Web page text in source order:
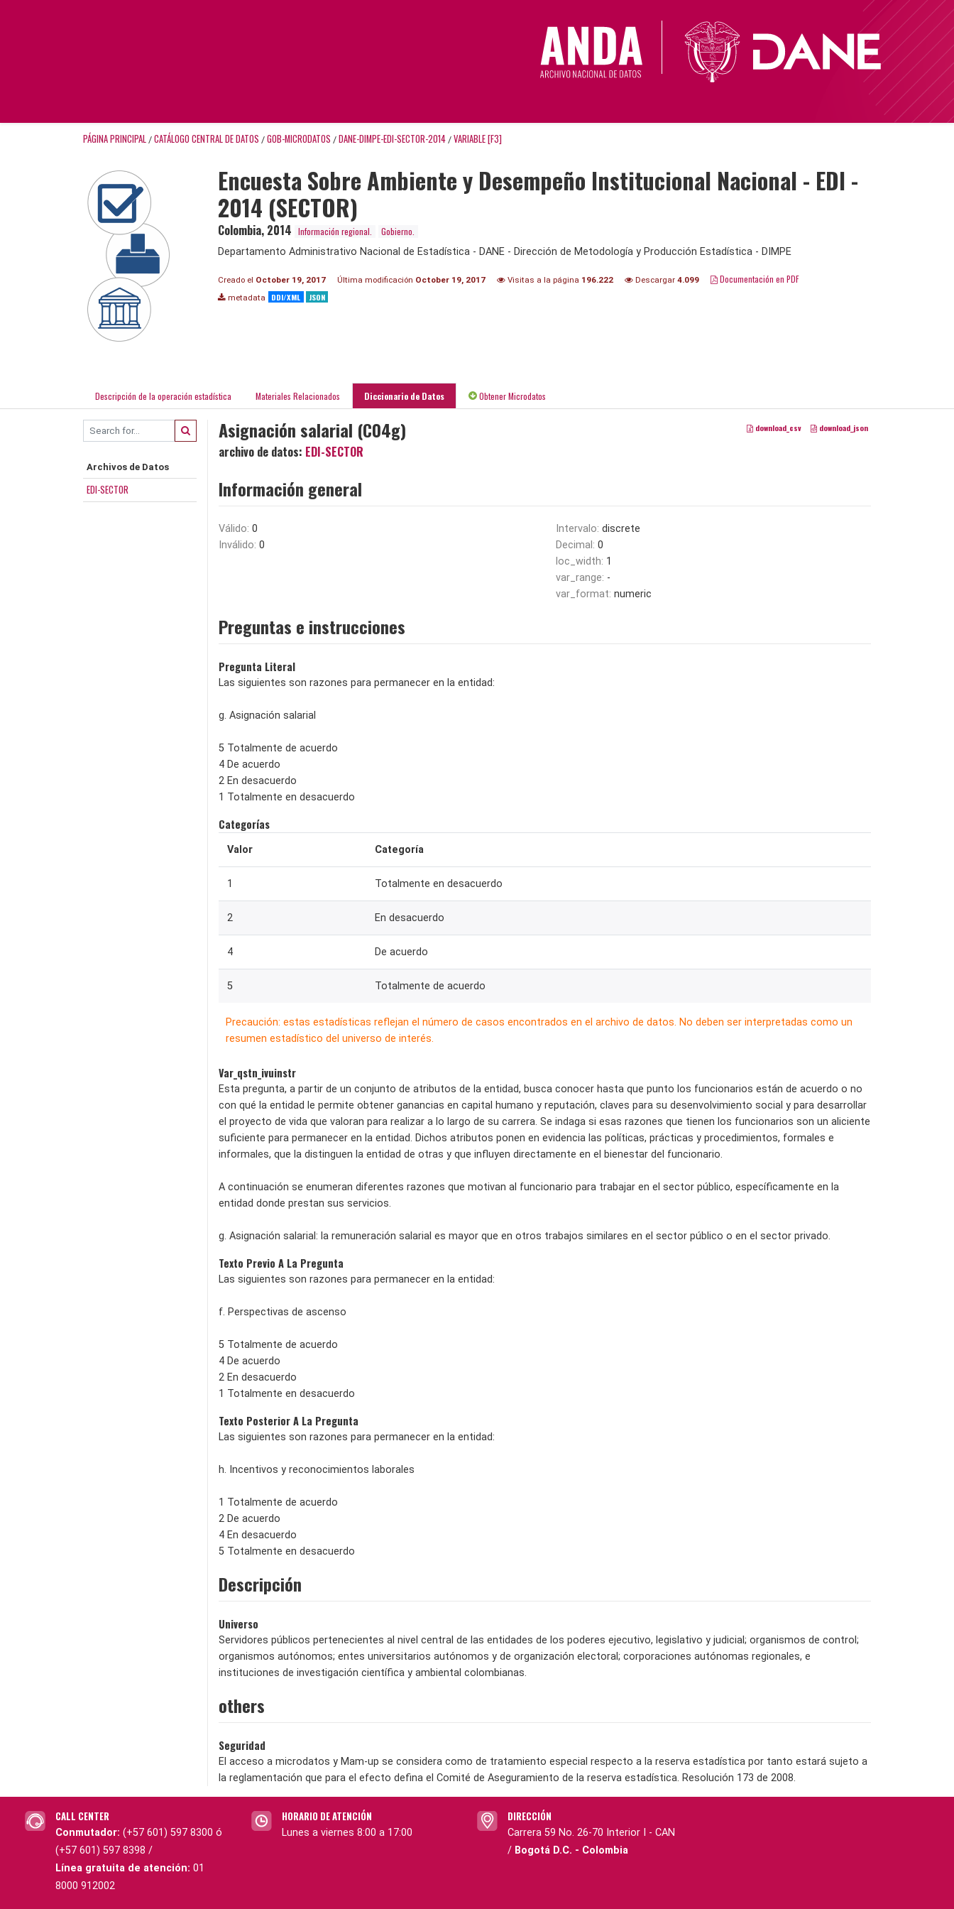
PÁGINA PRINCIPAL / CATÁLOGO CENTRAL DE DATOS / GOB-MICRODATOS / DANE-DIMPE-EDI-SECTOR-2014 / VARIABLE [F3]
Encuesta Sobre Ambiente y Desempeño Institucional Nacional - EDI -
2014 (SECTOR)
Colombia, 2014 Información regional.
Gobierno.
Departamento Administrativo Nacional de Estadística - DANE - Dirección de Metodología y Producción Estadística - DIMPE
Creado el October 19, 2017 Última modificación October 19, 2017 Visitas a la página 196.222 Descargar 4.099 Documentación en PDF
metadata DDI/XML JSON
Descripción de la operación estadística Materiales Relacionados Diccionario de Datos Obtener Microdatos
Archivos de Datos
EDI-SECTOR
download_csv download_json
Asignación salarial (C04g)
archivo de datos: EDI-SECTOR
Información general
Válido: 0
Inválido: 0
Intervalo: discrete
Decimal: 0
loc_width: 1
var_range: -
var_format: numeric
Preguntas e instrucciones
Pregunta Literal
Las siguientes son razones para permanecer en la entidad:
g. Asignación salarial
5 Totalmente de acuerdo
4 De acuerdo
2 En desacuerdo
1 Totalmente en desacuerdo
Categorías
Valor Categoría
1 Totalmente en desacuerdo
2 En desacuerdo
4 De acuerdo
5 Totalmente de acuerdo
Precaución: estas estadísticas reflejan el número de casos encontrados en el archivo de datos. No deben ser interpretadas como un
resumen estadístico del universo de interés.
Var_qstn_ivuinstr
Esta pregunta, a partir de un conjunto de atributos de la entidad, busca conocer hasta que punto los funcionarios están de acuerdo o no
con qué la entidad le permite obtener ganancias en capital humano y reputación, claves para su desenvolvimiento social y para desarrollar
el proyecto de vida que valoran para realizar a lo largo de su carrera. Se indaga si esas razones que tienen los funcionarios son un aliciente
suficiente para permanecer en la entidad. Dichos atributos ponen en evidencia las políticas, prácticas y procedimientos, formales e
informales, que la distinguen la entidad de otras y que influyen directamente en el bienestar del funcionario.
A continuación se enumeran diferentes razones que motivan al funcionario para trabajar en el sector público, específicamente en la
entidad donde prestan sus servicios.
g. Asignación salarial: la remuneración salarial es mayor que en otros trabajos similares en el sector público o en el sector privado.
Texto Previo A La Pregunta
Las siguientes son razones para permanecer en la entidad:
f. Perspectivas de ascenso
5 Totalmente de acuerdo
4 De acuerdo
2 En desacuerdo
1 Totalmente en desacuerdo
Texto Posterior A La Pregunta
Las siguientes son razones para permanecer en la entidad:
h. Incentivos y reconocimientos laborales
1 Totalmente de acuerdo
2 De acuerdo
4 En desacuerdo
5 Totalmente en desacuerdo
Descripción
Universo
Servidores públicos pertenecientes al nivel central de las entidades de los poderes ejecutivo, legislativo y judicial; organismos de control;
organismos autónomos; entes universitarios autónomos y de organización electoral; corporaciones autónomas regionales, e
instituciones de investigación científica y ambiental colombianas.
others
Seguridad
El acceso a microdatos y Mam-up se considera como de tratamiento especial respecto a la reserva estadística por tanto estará sujeto a
la reglamentación que para el efecto defina el Comité de Aseguramiento de la reserva estadística. Resolución 173 de 2008.
CALL CENTER
Conmutador: (+57 601) 597 8300 ó
(+57 601) 597 8398 /
Línea gratuita de atención: 01
8000 912002
HORARIO DE ATENCIÓN
Lunes a viernes 8:00 a 17:00
DIRECCIÓN
Carrera 59 No. 26-70 Interior I - CAN
/ Bogotá D.C. - Colombia